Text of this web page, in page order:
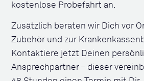
kostenlose Probefahrt an.
Zusätzlich beraten wir Dich vor
Zubehör und zur
Kontaktiere jetzt Deinen
Ansprechpartner – dieser